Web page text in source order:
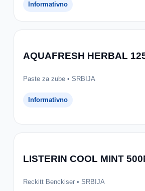
Informativno
AQUAFRESH HERBAL
Paste za zube • SRBIJA
Informativno
LISTERIN COOL MINT
Reckitt Benckiser • SRBIJA